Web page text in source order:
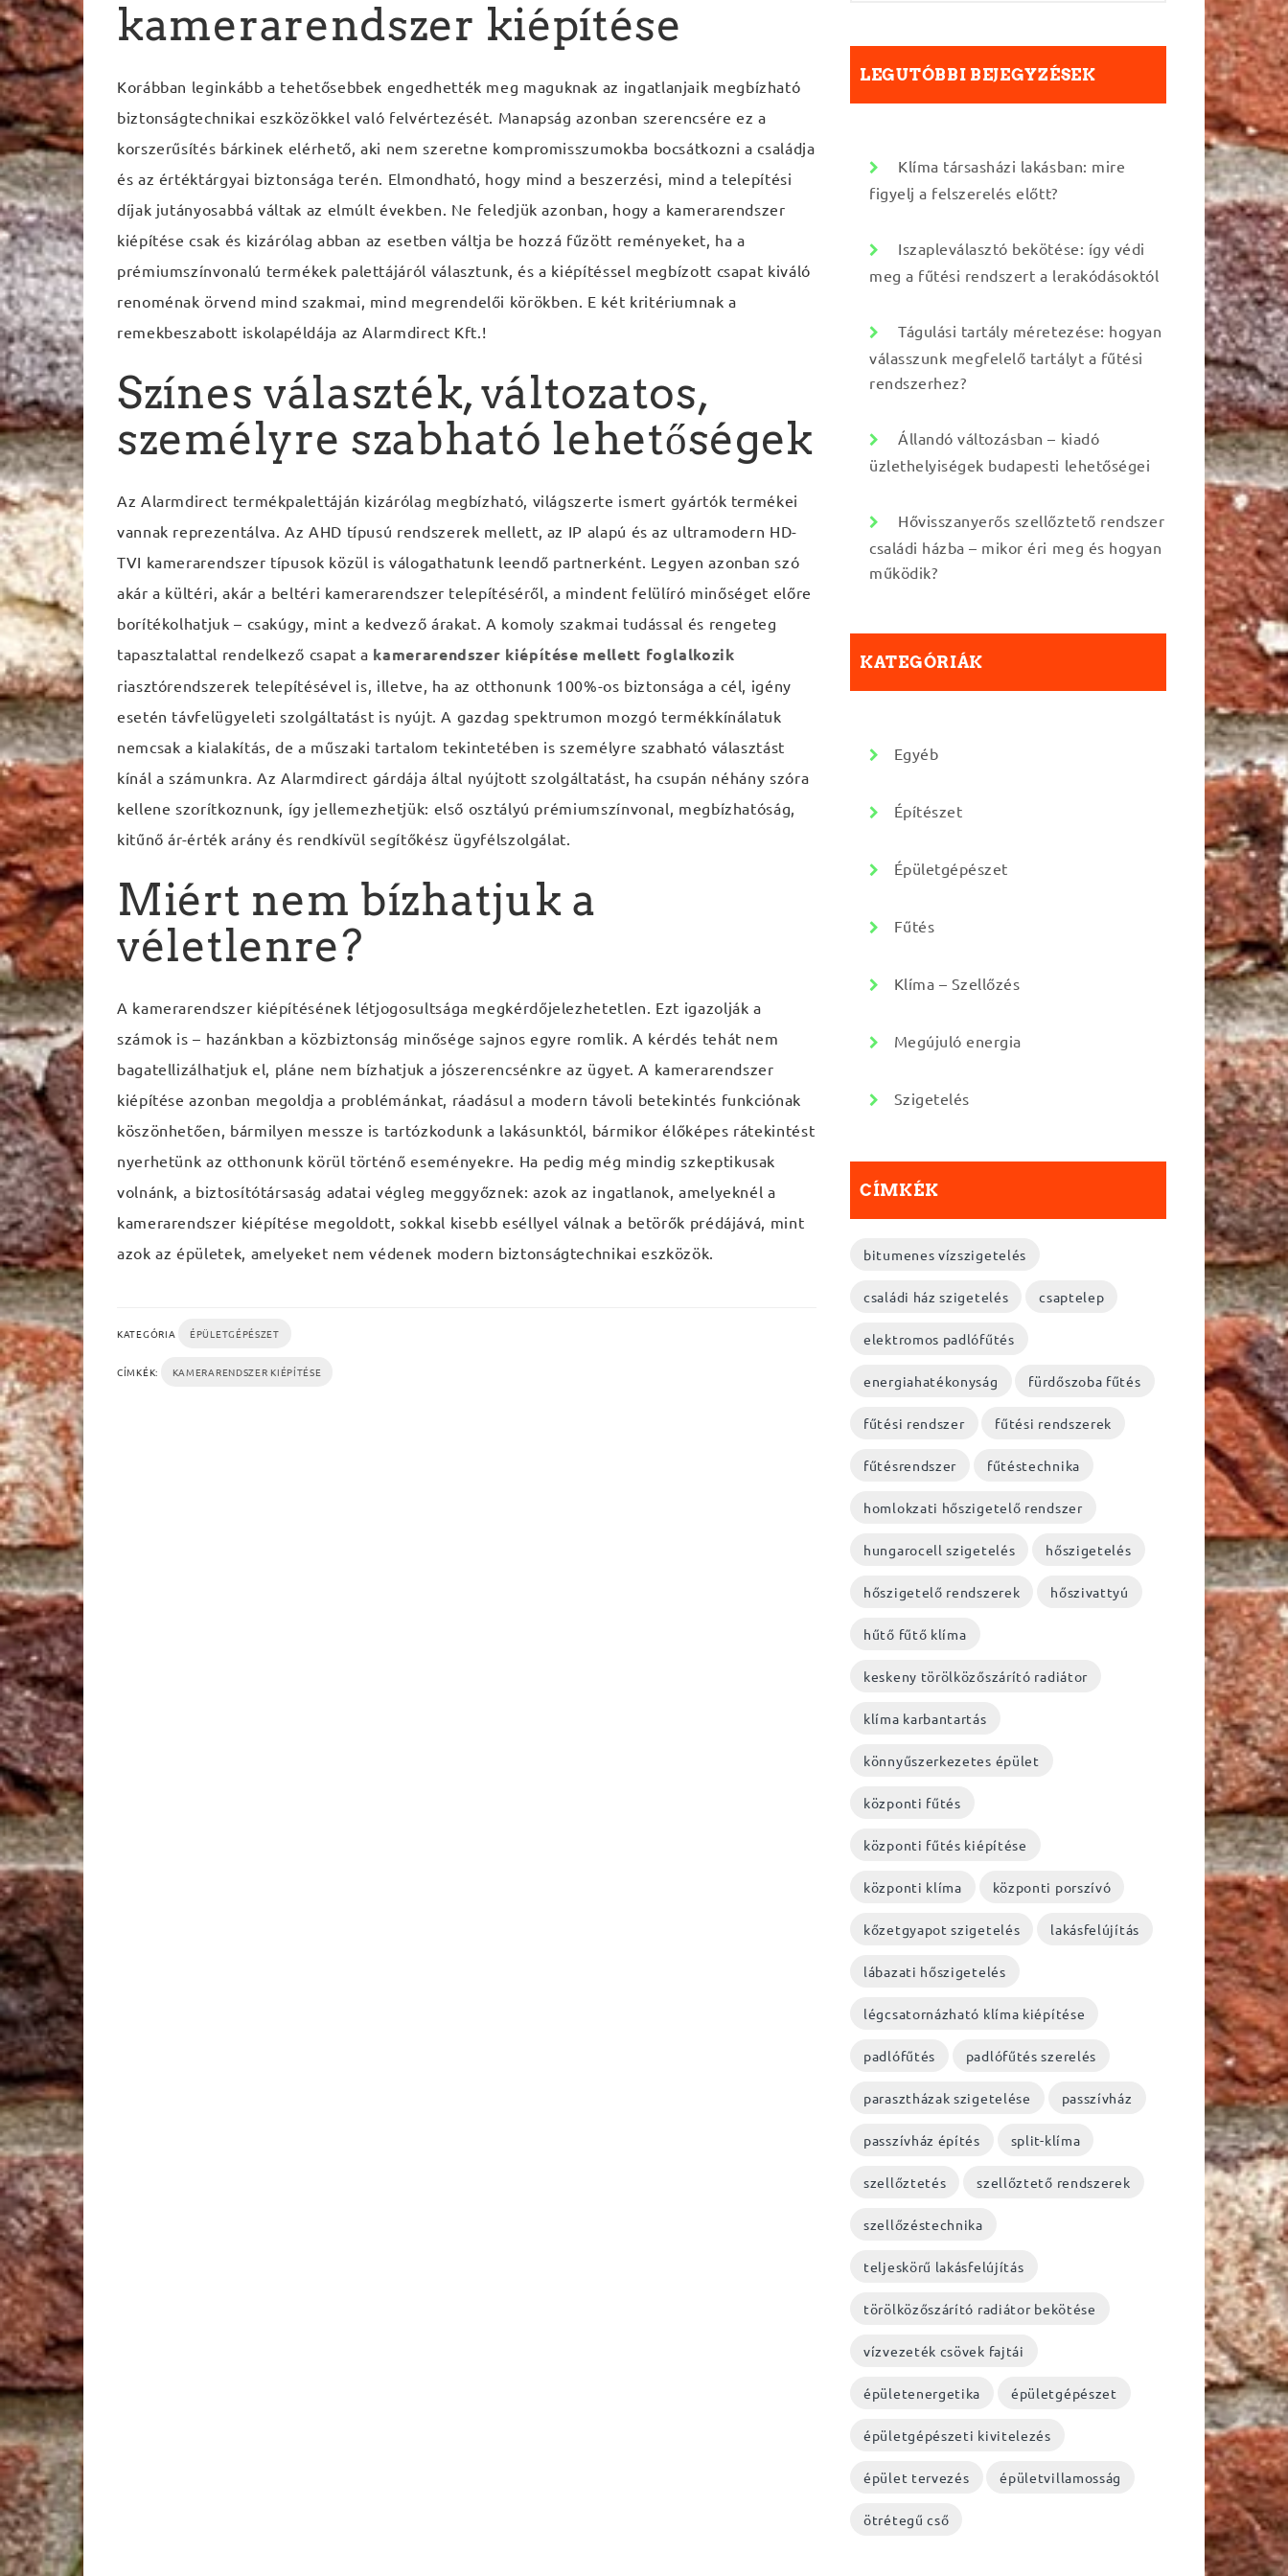
kamerarendszer kiépítése
Korábban leginkább a tehetősebbek engedhették meg maguknak az ingatlanjaik megbízható
biztonságtechnikai eszközökkel való felvértezését. Manapság azonban szerencsére ez a
korszerűsítés bárkinek elérhető, aki nem szeretne kompromisszumokba bocsátkozni a családja
és az értéktárgyai biztonsága terén. Elmondható, hogy mind a beszerzési, mind a telepítési
díjak jutányosabbá váltak az elmúlt években. Ne feledjük azonban, hogy a kamerarendszer
kiépítése csak és kizárólag abban az esetben váltja be hozzá fűzött reményeket, ha a
prémiumszínvonalú termékek palettájáról választunk, és a kiépítéssel megbízott csapat kiváló
renoménak örvend mind szakmai, mind megrendelői körökben. E két kritériumnak a
remekbeszabott iskolapéldája az Alarmdirect Kft.!
Színes választék, változatos,
személyre szabható lehetőségek
Az Alarmdirect termékpalettáján kizárólag megbízható, világszerte ismert gyártók termékei
vannak reprezentálva. Az AHD típusú rendszerek mellett, az IP alapú és az ultramodern HD-
TVI kamerarendszer típusok közül is válogathatunk leendő partnerként. Legyen azonban szó
akár a kültéri, akár a beltéri kamerarendszer telepítéséről, a mindent felülíró minőséget előre
borítékolhatjuk – csakúgy, mint a kedvező árakat. A komoly szakmai tudással és rengeteg
tapasztalattal rendelkező csapat a kamerarendszer kiépítése mellett foglalkozik
riasztórendszerek telepítésével is, illetve, ha az otthonunk 100%-os biztonsága a cél, igény
esetén távfelügyeleti szolgáltatást is nyújt. A gazdag spektrumon mozgó termékkínálatuk
nemcsak a kialakítás, de a műszaki tartalom tekintetében is személyre szabható választást
kínál a számunkra. Az Alarmdirect gárdája által nyújtott szolgáltatást, ha csupán néhány szóra
kellene szorítkoznunk, így jellemezhetjük: első osztályú prémiumszínvonal, megbízhatóság,
kitűnő ár-érték arány és rendkívül segítőkész ügyfélszolgálat.
Miért nem bízhatjuk a
véletlenre?
A kamerarendszer kiépítésének létjogosultsága megkérdőjelezhetetlen. Ezt igazolják a
számok is – hazánkban a közbiztonság minősége sajnos egyre romlik. A kérdés tehát nem
bagatellizálhatjuk el, pláne nem bízhatjuk a jószerencsénkre az ügyet. A kamerarendszer
kiépítése azonban megoldja a problémánkat, ráadásul a modern távoli betekintés funkciónak
köszönhetően, bármilyen messze is tartózkodunk a lakásunktól, bármikor élőképes rátekintést
nyerhetünk az otthonunk körül történő eseményekre. Ha pedig még mindig szkeptikusak
volnánk, a biztosítótársaság adatai végleg meggyőznek: azok az ingatlanok, amelyeknél a
kamerarendszer kiépítése megoldott, sokkal kisebb eséllyel válnak a betörők prédájává, mint
azok az épületek, amelyeket nem védenek modern biztonságtechnikai eszközök.
KATEGÓRIA ÉPÜLETGÉPÉSZET
CÍMKÉK: KAMERARENDSZER KIÉPÍTÉSE
LEGUTÓBBI BEJEGYZÉSEK
Klíma társasházi lakásban: mire
figyelj a felszerelés előtt?
Iszapleválasztó bekötése: így védi
meg a fűtési rendszert a lerakódásoktól
Tágulási tartály méretezése: hogyan
válasszunk megfelelő tartályt a fűtési
rendszerhez?
Állandó változásban – kiadó
üzlethelyiségek budapesti lehetőségei
Hővisszanyerős szellőztető rendszer
családi házba – mikor éri meg és hogyan
működik?
KATEGÓRIÁK
Egyéb
Építészet
Épületgépészet
Fűtés
Klíma – Szellőzés
Megújuló energia
Szigetelés
CÍMKÉK
bitumenes vízszigetelés
családi ház szigetelés csaptelep
elektromos padlófűtés
energiahatékonyság fürdőszoba fűtés
fűtési rendszer fűtési rendszerek
fűtésrendszer fűtéstechnika
homlokzati hőszigetelő rendszer
hungarocell szigetelés hőszigetelés
hőszigetelő rendszerek hőszivattyú
hűtő fűtő klíma
keskeny törölközőszárító radiátor
klíma karbantartás
könnyűszerkezetes épület
központi fűtés
központi fűtés kiépítése
központi klíma központi porszívó
kőzetgyapot szigetelés lakásfelújítás
lábazati hőszigetelés
légcsatornázható klíma kiépítése
padlófűtés padlófűtés szerelés
parasztházak szigetelése passzívház
passzívház építés split-klíma
szellőztetés szellőztető rendszerek
szellőzéstechnika
teljeskörű lakásfelújítás
törölközőszárító radiátor bekötése
vízvezeték csövek fajtái
épületenergetika épületgépészet
épületgépészeti kivitelezés
épület tervezés épületvillamosság
ötrétegű cső